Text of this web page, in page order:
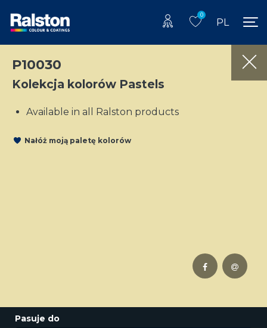
0
PL
P10030
Kolekcja kolorów Pastels
Available in all Ralston products
Nałóż moją paletę kolorów
Pasuje do